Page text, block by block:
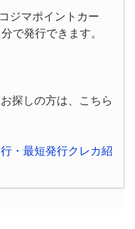
ジマポイントカー
で発行できます。
探しの方は、こちら
・最短発行クレカ紹